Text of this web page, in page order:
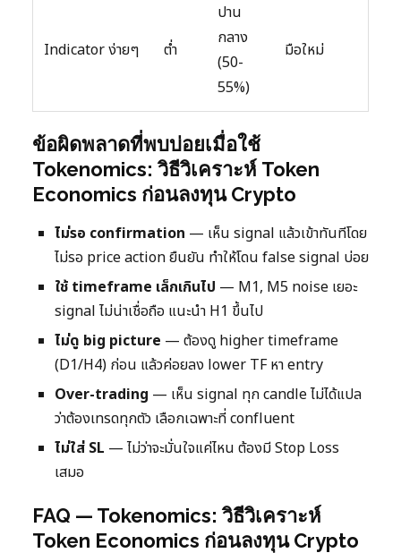
Indicator ง่ายๆ ต่ำ
ปาน
กลาง
(50-
55%)
มือใหม่
ข้อผิดพลาดที่พบบ่อยเมื่อใช้
Tokenomics: วิธีวิเคราะห์ Token
Economics ก่อนลงทุน Crypto
ไม่รอ confirmation — เห็น signal แล้วเข้าทันทีโดย
ไม่รอ price action ยืนยัน ทำให้โดน false signal บ่อย
ใช้ timeframe เล็กเกินไป — M1, M5 noise เยอะ
signal ไม่น่าเชื่อถือ แนะนำ H1 ขึ้นไป
ไม่ดู big picture — ต้องดู higher timeframe
(D1/H4) ก่อน แล้วค่อยลง lower TF หา entry
Over-trading — เห็น signal ทุก candle ไม่ได้แปล
ว่าต้องเทรดทุกตัว เลือกเฉพาะที่ confluent
ไม่ใส่ SL — ไม่ว่าจะมั่นใจแค่ไหน ต้องมี Stop Loss
เสมอ
FAQ — Tokenomics: วิธีวิเคราะห์
Token Economics ก่อนลงทุน Crypto